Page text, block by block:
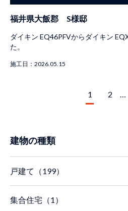
福井県大飯郡 S様邸
ダイキン EQ46PFVからダイキン
た。
施工日： 2026.05.15
1 2
建物の種類
戸建て（199）
集合住宅（1）